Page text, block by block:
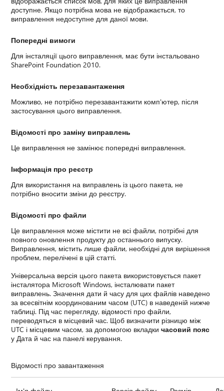
доступне. Якщо потрібна мова не відображається, то
виправлення недоступне для даної мови.
Попередні вимоги
Для інсталяції цього виправлення, має бути інстальовано
SharePoint Foundation 2010.
Необхідність перезавантаження
Можливо, не потрібно перезавантажити комп'ютер, після
застосування цього виправлення.
Відомості про заміну виправлень
Це виправлення не замінює попередні виправлення.
Інформація про реєстр
Для використання на виправлень із цього пакета, не
потрібно вносити зміни до реєстру.
Відомості про файли
Це виправлення може містити не всі файли, потрібні для
повного оновлення продукту до останнього випуску.
Виправлення, містить лише файли, необхідні для вирішення
проблем, перелічені в цій статті.
Універсальна версія цього пакета використовується пакет
інсталятора Microsoft Windows, інсталювати пакет
виправлень. Значення дати й часу для цих файлів наведено
за всесвітнім координованим часом (UTC) в наведеній нижче
таблиці. Під час перегляду, відомості про файли,
переводяться в місцевий час. Щоб визначити різницю між
UTC і місцевим часом, за допомогою вкладкичасовий пояс
у Дата й час на панелі керування.
Відомості про завантаження